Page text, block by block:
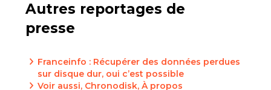
Autres reportages de
presse
Franceinfo : Récupérer des données perdues
sur disque dur, oui c’est possible
Voir aussi, Chronodisk, À propos